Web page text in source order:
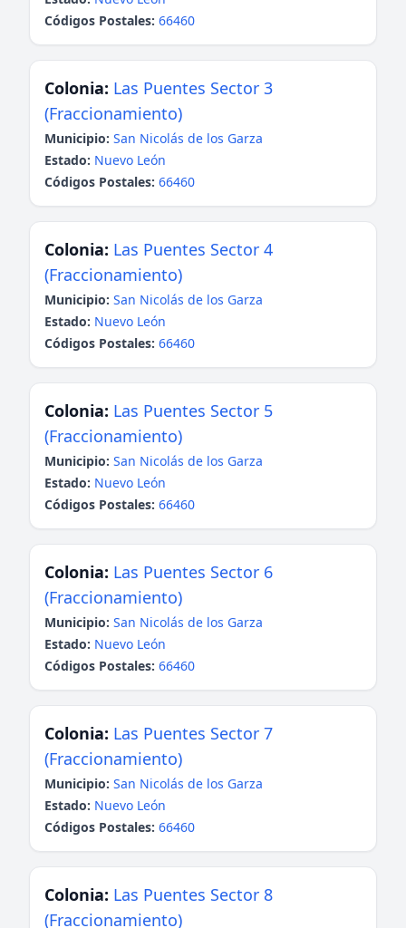
Códigos Postales: 66460
Colonia: Las Puentes Sector 3
(Fraccionamiento)
Municipio: San Nicolás de los Garza
Estado: Nuevo León
Códigos Postales: 66460
Colonia: Las Puentes Sector 4
(Fraccionamiento)
Municipio: San Nicolás de los Garza
Estado: Nuevo León
Códigos Postales: 66460
Colonia: Las Puentes Sector 5
(Fraccionamiento)
Municipio: San Nicolás de los Garza
Estado: Nuevo León
Códigos Postales: 66460
Colonia: Las Puentes Sector 6
(Fraccionamiento)
Municipio: San Nicolás de los Garza
Estado: Nuevo León
Códigos Postales: 66460
Colonia: Las Puentes Sector 7
(Fraccionamiento)
Municipio: San Nicolás de los Garza
Estado: Nuevo León
Códigos Postales: 66460
Colonia: Las Puentes Sector 8
(Fraccionamiento)